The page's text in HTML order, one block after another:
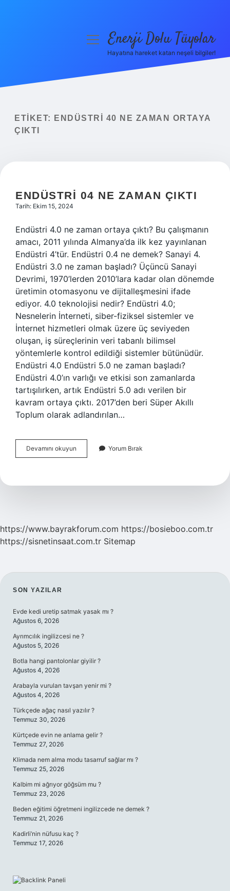
Yasal Uyarı
menüyüEnerji Dolu Tüyolar
Hayatına hareket katan neşeli bilgiler!
ETIKET:
ENDÜSTRI 40 NE ZAMAN ORTAYA
ÇIKTI
ENDÜSTRI 04 NE ZAMAN ÇIKTI
Tarih: Ekim 15, 2024
Endüstri 4.0 ne zaman ortaya çıktı? Bu çalışmanın
amacı, 2011 yılında Almanya’da ilk kez yayınlanan
Endüstri 4’tür. Endüstri 0.4 ne demek? Sanayi 4.
Endüstri 3.0 ne zaman başladı? Üçüncü Sanayi
Devrimi, 1970’lerden 2010’lara kadar olan dönemde
üretimin otomasyonu ve dijitalleşmesini ifade
ediyor. 4.0 teknolojisi nedir? Endüstri 4.0;
Nesnelerin İnterneti, siber-fiziksel sistemler ve
İnternet hizmetleri olmak üzere üç seviyeden
oluşan, iş süreçlerinin veri tabanlı bilimsel
yöntemlerle kontrol edildiği sistemler bütünüdür.
Endüstri 4.0 Endüstri 5.0 ne zaman başladı?
Endüstri 4.0’ın varlığı ve etkisi son zamanlarda
tartışılırken, artık Endüstri 5.0 adı verilen bir
kavram ortaya çıktı. 2017’den beri Süper Akıllı
Toplum olarak adlandırılan…
Devamını okuyun
04
Çıktı
Yorum Bırak
https://www.bayrakforum.com https://bosieboo.com.tr
https://sisnetinsaat.com.tr Sitemap
SIDEBAR
SON YAZILAR
Evde kedi uretip satmak yasak mı ?
Ağustos 6, 2026
Ayrımcılık ingilizcesi ne ?
Ağustos 5, 2026
Botla hangi pantolonlar giyilir ?
Ağustos 4, 2026
Arabayla vurulan tavşan yenir mi ?
Ağustos 4, 2026
Türkçede ağaç nasıl yazılır ?
Temmuz 30, 2026
Kürtçede evin ne anlama gelir ?
Temmuz 27, 2026
Klimada nem alma modu tasarruf sağlar mı ?
Temmuz 25, 2026
Kalbim mi ağrıyor göğsüm mu ?
Temmuz 23, 2026
Beden eğitimi öğretmeni ingilizcede ne demek ?
Temmuz 21, 2026
Kadirli’nin nüfusu kaç ?
Temmuz 17, 2026